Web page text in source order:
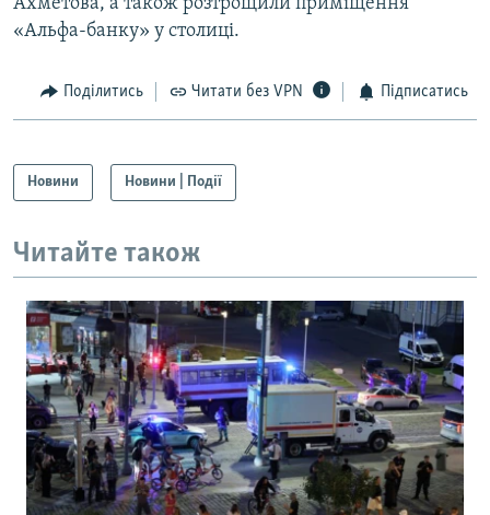
Ахметова, а також розтрощили приміщення
«Альфа-банку» у столиці.
Поділитись Читати без VPN Підписатись
Новини Новини | Події
Читайте також